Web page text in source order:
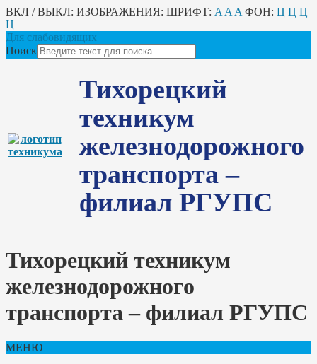
ВКЛ / ВЫКЛ: ИЗОБРАЖЕНИЯ: ШРИФТ: A A A ФОН: Ц Ц Ц
Ц
Для слабовидящих
Поиск
Тихорецкий
техникум
железнодорожного
транспорта –
филиал РГУПС
Тихорецкий техникум
железнодорожного
транспорта – филиал РГУПС
МЕНЮ